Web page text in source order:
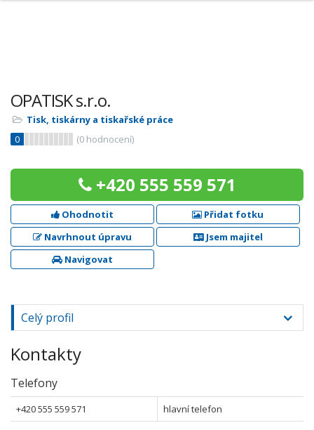
OPATISK s.r.o.
Tisk, tiskárny a tiskařské práce
0
(0 hodnocení)
+420 555 559 571
Ohodnotit
Přidat fotku
Navrhnout úpravu
Jsem majitel
Navigovat
Celý profil
Kontakty
Telefony
+420 555 559 571 hlavní telefon